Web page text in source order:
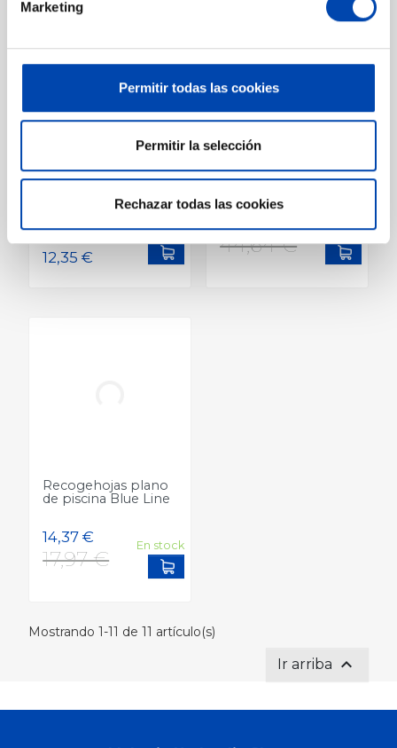
Marketing
Permitir todas las cookies
Permitir la selección
Rechazar todas las cookies
Precio
15,05 € Precio
12,02 €
12,63 €
Recogehojas de
fondo de piscina
bolsa Blue Line
En stock
Add to cart
Recogehojas de
fondo shark
En stock
Recogehojas plano
de piscina Blue Line
En stock
Mostrando 1-11 de 11 artículo(s)
Ir arriba 